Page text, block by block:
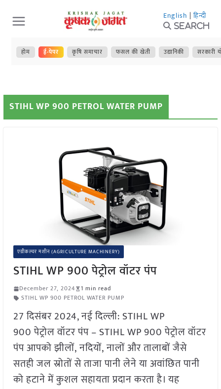
Skip
to
content
English | हिन्दी
Search
होम ई-पेपर कृषि समाचार फसल की खेती उद्यानिकी सरकारी
STIHL WP 900 PETROL WATER PUMP
एग्रीकल्चर मशीन (AGRICULTURE MACHINERY)
STIHL WP 900 पेट्रोल वॉटर पंप
December 27, 2024
1 min read
STIHL WP 900 PETROL WATER PUMP
27 दिसंबर 2024, नई दिल्ली: STIHL WP
900 पेट्रोल वॉटर पंप – STIHL WP 900 पेट्रोल वॉटर
पंप आपको झीलों, नदियों, नालों और तालाबों जैसे
सतही जल स्रोतों से ताजा पानी लेने या अवांछित पानी
को हटाने में कुशल सहायता प्रदान करता है। यह